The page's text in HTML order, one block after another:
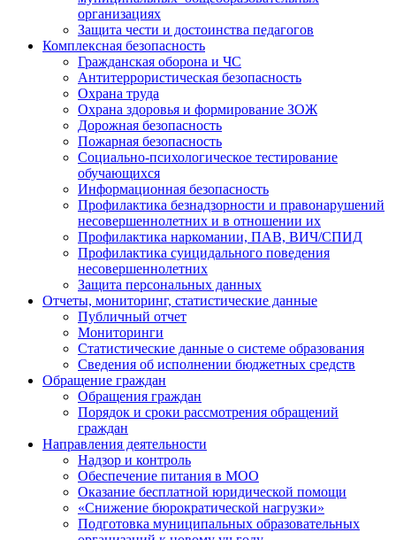
организациях
Защита чести и достоинства педагогов
Комплексная безопасность
Гражданская оборона и ЧС
Антитеррористическая безопасность
Охрана труда
Охрана здоровья и формирование ЗОЖ
Дорожная безопасность
Пожарная безопасность
Социально-психологическое тестирование
обучающихся
Информационная безопасность
Профилактика безнадзорности и правонарушений
несовершеннолетних и в отношении их
Профилактика наркомании, ПАВ, ВИЧ/СПИД
Профилактика суицидального поведения
несовершеннолетних
Защита персональных данных
Отчеты, мониторинг, статистические данные
Публичный отчет
Мониторинги
Статистические данные о системе образования
Сведения об исполнении бюджетных средств
Обращение граждан
Обращения граждан
Порядок и сроки рассмотрения обращений
граждан
Направления деятельности
Надзор и контроль
Обеспечение питания в МОО
Оказание бесплатной юридической помощи
«Снижение бюрократической нагрузки»
Подготовка муниципальных образовательных